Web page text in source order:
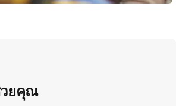
วยคุณ